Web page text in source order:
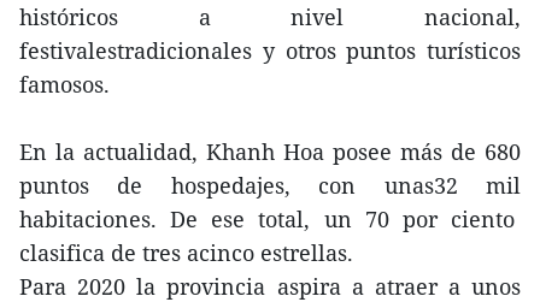
históricos a nivel nacional,
festivalestradicionales y otros puntos turísticos
famosos.
En la actualidad, Khanh Hoa posee más de 680
puntos de hospedajes, con unas32 mil
habitaciones. De ese total, un 70 por ciento
clasifica de tres acinco estrellas.
Para 2020 la provincia aspira a atraer a unos